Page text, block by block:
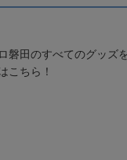
磐田のすべてのグッズ
こちら！